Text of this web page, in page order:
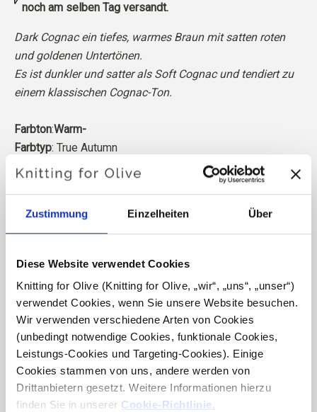
Zustimmung Einzelheiten Über
Diese Website verwendet Cookies
Knitting for Olive (Knitting for Olive, „wir“, „uns“, „unser“)
verwendet Cookies, wenn Sie unsere Website besuchen.
Wir verwenden verschiedene Arten von Cookies
(unbedingt notwendige Cookies, funktionale Cookies,
Leistungs-Cookies und Targeting-Cookies). Einige
Cookies stammen von uns, andere werden von
Drittanbietern gesetzt. Weitere Informationen hierzu
finden Sie in unserer Cookie-Richtlinie.
noch am selben Tag versandt.
Dark Cognac ein tiefes, warmes Braun mit satten roten
und goldenen Untertönen.
Es ist dunkler und satter als Soft Cognac und tendiert zu
einem klassischen Cognac-Ton.
Farbton:Warm-
Farbtyp: True Autumn
Eignet sich auch gut für
: Dark Autumn und True Spring
Merinowolle. Das Garn hat eine schöne und natürliche
weniger fein als unsere dünne Merino.
Unsere Merinowolle stammt von Schafen, die in
Neuseeland gezüchtet wurden, wo das Mulesing nicht
praktiziert wird. Die Wolle kann direkt zu der Farm
zurückverfolgt werden, von der sie stammt. Auf diese
Weise wissen wir genau, von welcher Farm, welchem
Bauern und welchem Schaf unsere Wolle stammt.